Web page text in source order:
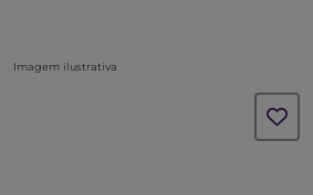
Imagem ilustrativa